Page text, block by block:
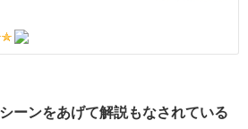
ーンをあげて解説もなされている